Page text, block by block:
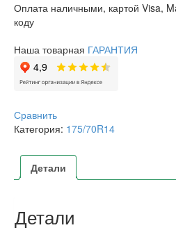
Оплата наличными, картой Visa,
коду
Наша товарная ГАРАНТИЯ
Сравнить
Категория: 175/70R14
Детали
Детали